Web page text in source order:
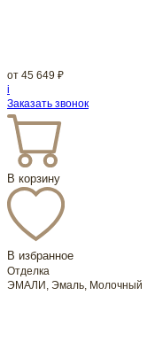
от 45 649 ₽
i
Заказать звонок
В корзину
В избранное
Отделка
ЭМАЛИ, Эмаль, Молочный